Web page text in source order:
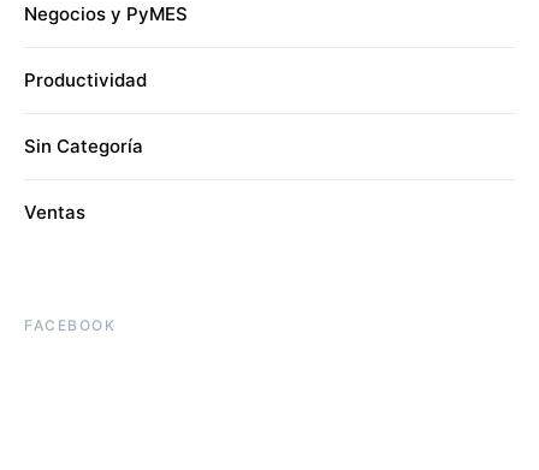
Negocios y PyMES
Productividad
Sin Categoría
Ventas
FACEBOOK